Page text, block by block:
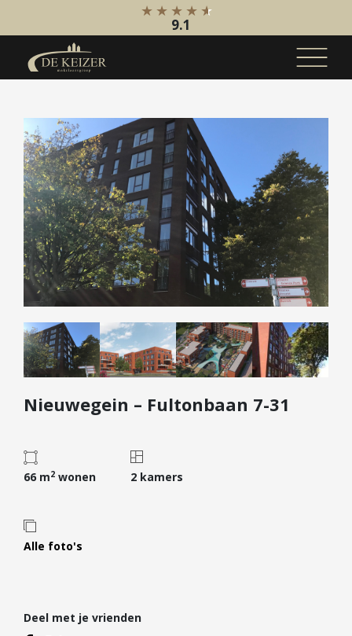
Koopaanbod
Bestaande bouw
Internationaal
Nieuwbouw
Bedrijfsaanbod
Huuraanbod
Bestaande bouw
Internationaal
Nieuwbouw
Bedrijfsaanbod
Diensten
Kopen
Huren
Verhuren
Verzekeren
Particulieren
9.1
Nieuwegein – Fultonbaan 7-31
66 m2 wonen 2 kamers
Alle foto's
Deel met je vrienden